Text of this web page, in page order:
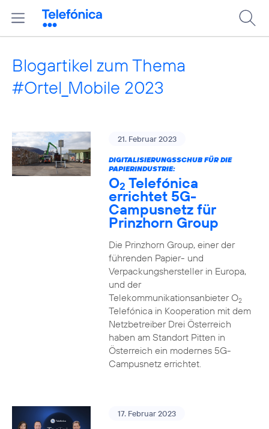
Blogartikel zum Thema
#Ortel_Mobile 2023
21. Februar 2023
DIGITALISIERUNGSSCHUB FÜR DIE
PAPIERINDUSTRIE:
O2 Telefónica
errichtet 5G-
Campusnetz für
Prinzhorn Group
Die Prinzhorn Group, einer der
führenden Papier- und
Verpackungshersteller in Europa,
und der
Telekommunikationsanbieter O2
Telefónica in Kooperation mit dem
Netzbetreiber Drei Österreich
haben am Standort Pitten in
Österreich ein modernes 5G-
Campusnetz errichtet.
17. Februar 2023